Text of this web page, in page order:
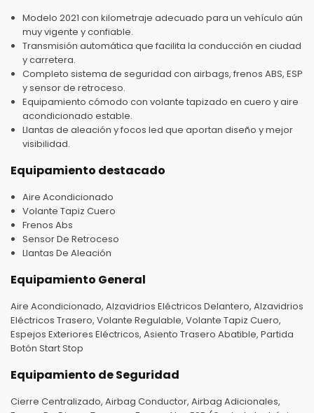
Modelo 2021 con kilometraje adecuado para un vehículo aún
muy vigente y confiable.
Transmisión automática que facilita la conducción en ciudad
y carretera.
Completo sistema de seguridad con airbags, frenos ABS, ESP
y sensor de retroceso.
Equipamiento cómodo con volante tapizado en cuero y aire
acondicionado estable.
Llantas de aleación y focos led que aportan diseño y mejor
visibilidad.
Equipamiento destacado
Aire Acondicionado
Volante Tapiz Cuero
Frenos Abs
Sensor De Retroceso
Llantas De Aleación
Equipamiento General
Aire Acondicionado, Alzavidrios Eléctricos Delantero, Alzavidrios
Eléctricos Trasero, Volante Regulable, Volante Tapiz Cuero,
Espejos Exteriores Eléctricos, Asiento Trasero Abatible, Partida
Botón Start Stop
Equipamiento de Seguridad
Cierre Centralizado, Airbag Conductor, Airbag Adicionales,